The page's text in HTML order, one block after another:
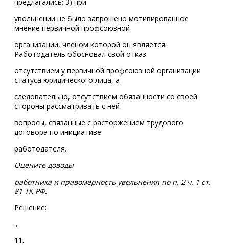
увольнении не было запрошено мотивированное
мнение первичной профсоюзной
организации, членом которой он является.
Работодатель обосновал свой отказ
отсутствием у первичной профсоюзной организации
статуса юридического лица, а
следовательно, отсутствием обязанности со своей
стороны рассматривать с ней
вопросы, связанные с расторжением трудового
договора по инициативе
работодателя.
Оцените доводы
работника и правомерность увольнения по п. 2 ч. 1 ст.
81 ТК РФ.
Решение:
...
11.